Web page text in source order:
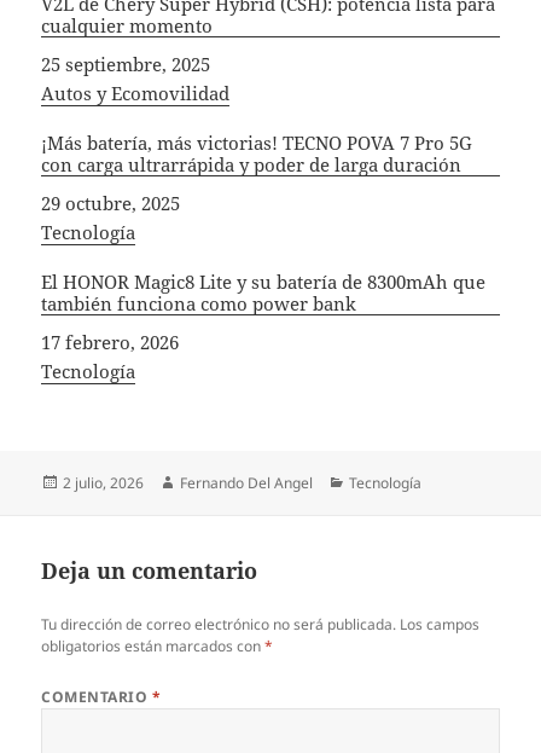
cualquier momento
Fecha
25 septiembre, 2025
In relation to
Autos y Ecomovilidad
¡Más batería, más victorias! TECNO POVA 7 Pro 5G
con carga ultrarrápida y poder de larga duración
Fecha
29 octubre, 2025
In relation to
Tecnología
El HONOR Magic8 Lite y su batería de 8300mAh que
también funciona como power bank
Fecha
17 febrero, 2026
In relation to
Tecnología
Publicado
2 julio, 2026 Autor
Fernando Del Angel Categorías
Tecnología
Deja un comentario
Tu dirección de correo electrónico no será publicada. Los campos
obligatorios están marcados con*
COMENTARIO *